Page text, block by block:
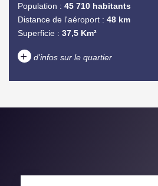
Population : 45 710 habitants
Distance de l'aéroport : 48 km
Superficie : 37,5 Km²
+ d'infos sur le quartier